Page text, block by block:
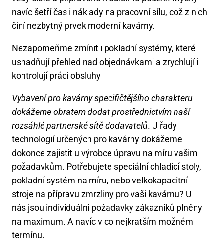
navíc šetří čas i náklady na pracovní sílu, což z nich
činí nezbytný prvek moderní kavárny.
Nezapomeňme zmínit i pokladní systémy, které
usnadňují přehled nad objednávkami a zrychlují i
kontrolují práci obsluhy
Vybavení pro kavárny specifičtějšího charakteru
dokážeme obratem dodat prostřednictvím naší
rozsáhlé partnerské sítě dodavatelů. U řady
technologií určených pro kavárny dokážeme
dokonce zajistit u výrobce úpravu na míru vašim
požadavkům. Potřebujete speciální chladicí stoly,
pokladní systém na míru, nebo velkokapacitní
stroje na přípravu zmrzliny pro vaši kavárnu? U
nás jsou individuální požadavky zákazníků plněny
na maximum. A navíc v co nejkratším možném
termínu.